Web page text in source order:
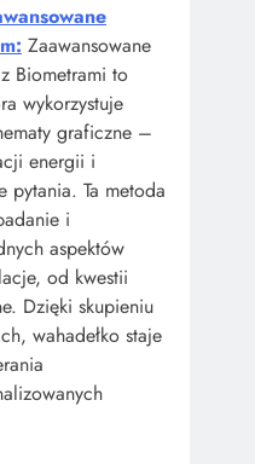
Zaawansowane
Biometrami to
wykorzystuje
graficzne –
energii i
pytania. Ta metoda
i
aspektów
od kwestii
Dzięki skupieniu
wahadełko staje